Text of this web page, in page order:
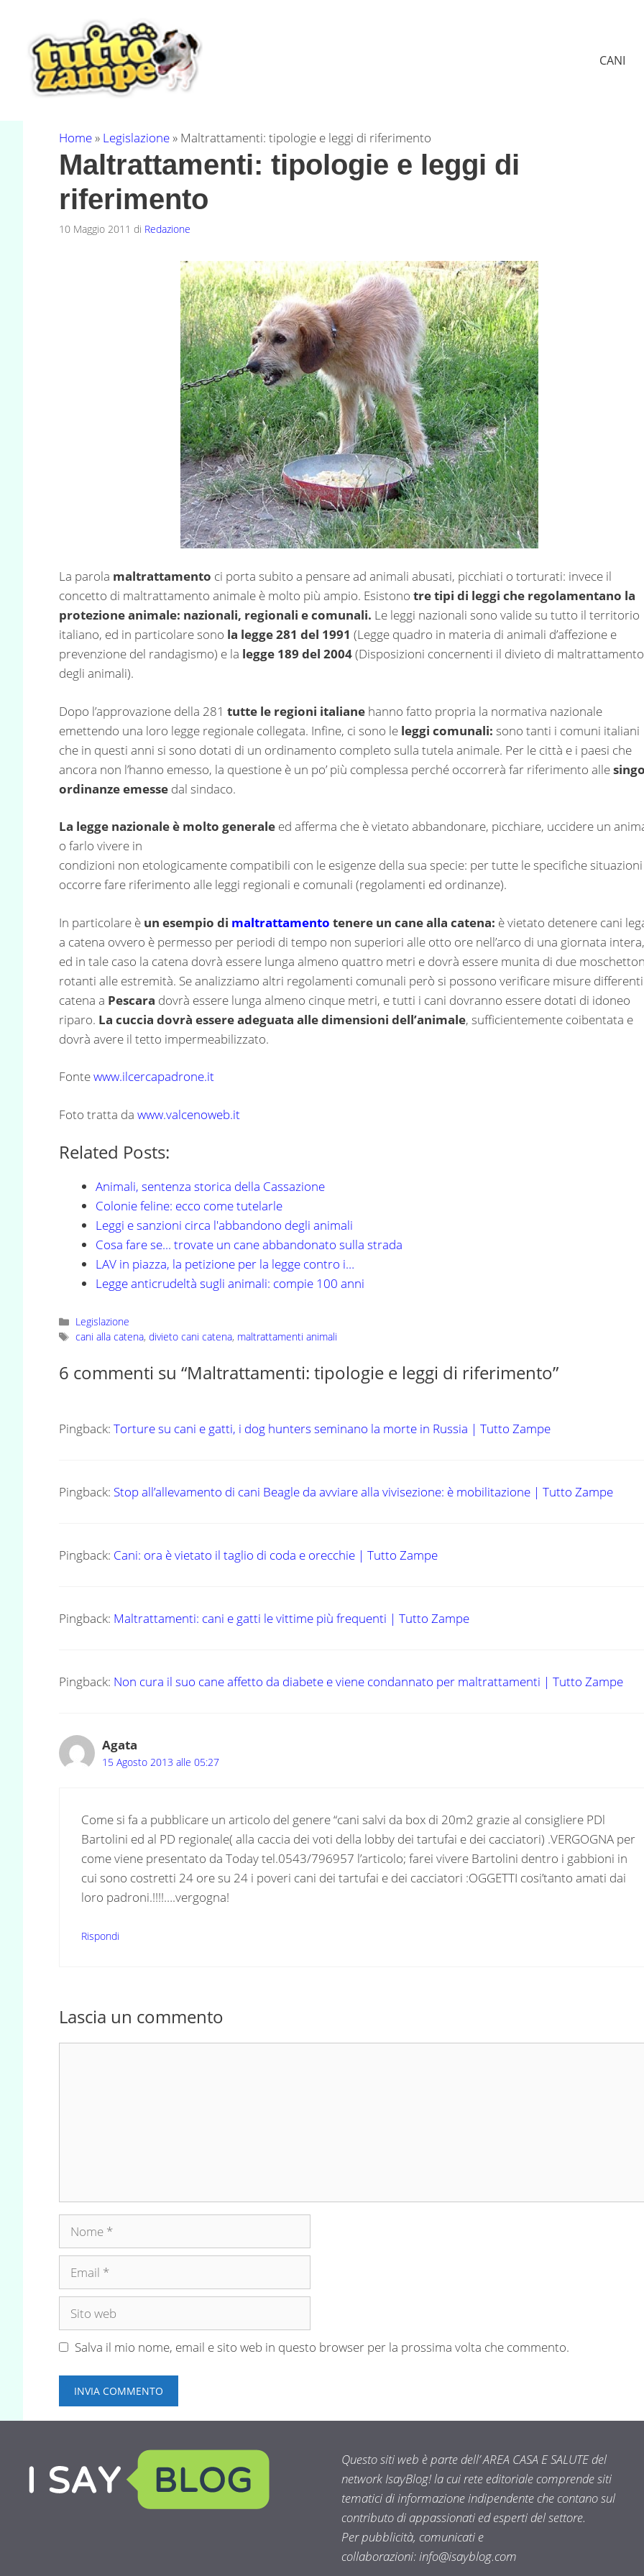
contenuto
CANI
Home» Legislazione» Maltrattamenti: tipologie e leggi di riferimento
Maltrattamenti: tipologie e leggi di
riferimento
10 Maggio 2011 di Redazione
La parola maltrattamento ci porta subito a pensare ad animali abusati, picchiati o torturati: invece il
concetto di maltrattamento animale è molto più ampio. Esistono tre tipi di leggi che regolamentano la
protezione animale: nazionali, regionali e comunali. Le leggi nazionali sono valide su tutto il territorio
italiano, ed in particolare sono la legge 281 del 1991 (Legge quadro in materia di animali d’affezione e
prevenzione del randagismo) e la legge 189 del 2004(Disposizioni concernenti il divieto di maltrattamento
degli animali).
Dopo l’approvazione della 281 tutte le regioni italiane hanno fatto propria la normativa nazionale
emettendo una loro legge regionale collegata. Infine, ci sono le leggi comunali: sono tanti i comuni italiani
che in questi anni si sono dotati di un ordinamento completo sulla tutela animale. Per le città e i paesi che
ancora non l’hanno emesso, la questione è un po’ più complessa perché occorrerà far riferimento alle
ordinanze emesse dal sindaco.
La legge nazionale è molto generale ed afferma che è vietato abbandonare, picchiare, uccidere un
o farlo vivere in
condizioni non etologicamente compatibili con le esigenze della sua specie: per tutte le specifiche situazioni
occorre fare riferimento alle leggi regionali e comunali (regolamenti ed ordinanze).
In particolare è un esempio di maltrattamento tenere un cane alla catena: è vietato detenere cani
a catena ovvero è permesso per periodi di tempo non superiori alle otto ore nell’arco di una giornata intera,
ed in tale caso la catena dovrà essere lunga almeno quattro metri e dovrà essere munita di due
rotanti alle estremità. Se analizziamo altri regolamenti comunali però si possono verificare misure
catena a Pescara dovrà essere lunga almeno cinque metri, e tutti i cani dovranno essere dotati di idoneo
riparo. La cuccia dovrà essere adeguata alle dimensioni dell’animale, sufficientemente coibentata e
dovrà avere il tetto impermeabilizzato.
Fontewww.ilcercapadrone.it
Foto tratta da www.valcenoweb.it
Related Posts:
Animali, sentenza storica della Cassazione
Colonie feline: ecco come tutelarle
Leggi e sanzioni circa l'abbandono degli animali
Cosa fare se... trovate un cane abbandonato sulla strada
LAV in piazza, la petizione per la legge contro i…
Legge anticrudeltà sugli animali: compie 100 anni
Categorie
Legislazione
Tag
cani alla catena,divieto cani catena, maltrattamenti animali
6 commenti su “Maltrattamenti: tipologie e leggi di riferimento”
Pingback: Torture su cani e gatti, i dog hunters seminano la morte in Russia | Tutto Zampe
Pingback: Stop all’allevamento di cani Beagle da avviare alla vivisezione: è mobilitazione | Tutto Zampe
Pingback: Cani: ora è vietato il taglio di coda e orecchie | Tutto Zampe
Pingback: Maltrattamenti: cani e gatti le vittime più frequenti | Tutto Zampe
Pingback: Non cura il suo cane affetto da diabete e viene condannato per maltrattamenti | Tutto Zampe
Agata
15 Agosto 2013 alle 05:27
Come si fa a pubblicare un articolo del genere “cani salvi da box di 20m2 grazie al consigliere PDl
Bartolini ed al PD regionale( alla caccia dei voti della lobby dei tartufai e dei cacciatori) .VERGOGNA per
come viene presentato da Today tel.0543/796957 l’articolo; farei vivere Bartolini dentro i gabbioni in
cui sono costretti 24 ore su 24 i poveri cani dei tartufai e dei cacciatori :OGGETTI cosi’tanto amati dai
loro padroni.!!!!….vergogna!
Rispondi
Lascia un commento
Nome
Email
Sito
Salva il mio nome, email e sito web in questo browser per la prossima volta che commento.
Questo siti web è parte dell’ AREA CASA E SALUTE del
network IsayBlog! la cui rete editoriale comprende siti
tematici di informazione indipendente che contano sul
contributo di appassionati ed esperti del settore.
Per pubblicità, comunicati e
collaborazioni:info@isayblog.com